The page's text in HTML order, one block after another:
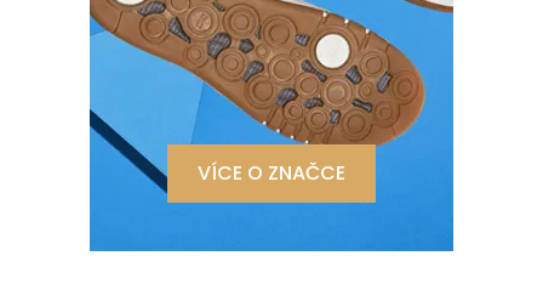
VÍCE O ZNAČCE